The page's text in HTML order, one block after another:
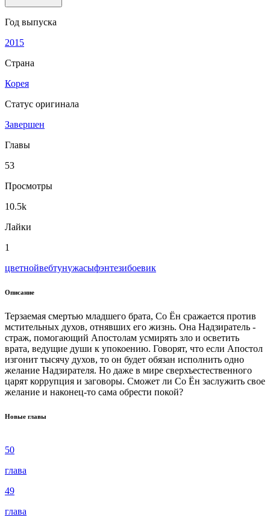
Год выпуска
2015
Страна
Корея
Статус оригинала
Завершен
Главы
53
Просмотры
10.5k
Лайки
1
цветнойвeбтунужасыфэнтезибоевик
Описание
Терзаемая смертью младшего брата, Со Ён сражается против
мстительных духов, отнявших его жизнь. Она Надзиратель -
страж, помогающий Апостолам усмирять зло и осветить
врата, ведущие души к упокоению. Говорят, что если Апостол
изгонит тысячу духов, то он будет обязан исполнить одно
желание Надзирателя. Но даже в мире сверхъестественного
царят коррупция и заговоры. Сможет ли Со Ён заслужить свое
желание и наконец-то сама обрести покой?
Новые главы
50
глава
49
глава